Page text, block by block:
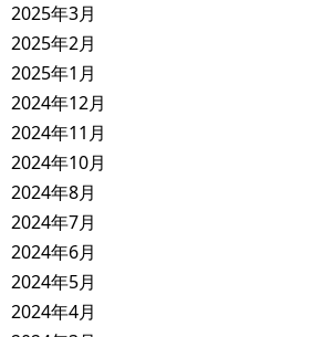
2025年3月
2025年2月
2025年1月
2024年12月
2024年11月
2024年10月
2024年8月
2024年7月
2024年6月
2024年5月
2024年4月